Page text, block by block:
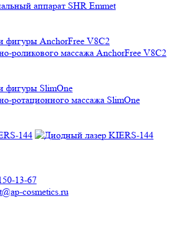
фигуры AnchorFree V8C2
фигуры SlimOne
144
13-67
cosmetics.ru